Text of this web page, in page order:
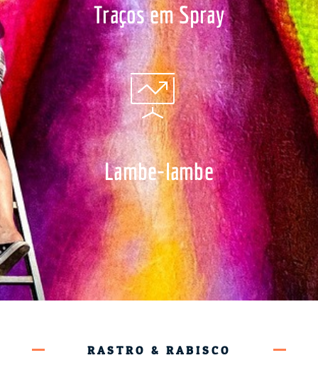
Traços em Spray
Lambe-lambe
RASTRO & RABISCO